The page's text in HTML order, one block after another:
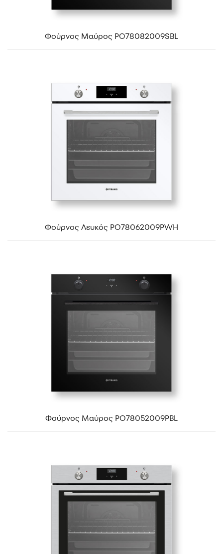
Φούρνος Μαύρος PO78082009SBL
Φούρνος Λευκός PO78062009PWH
Φούρνος Μαύρος PO78052009PBL